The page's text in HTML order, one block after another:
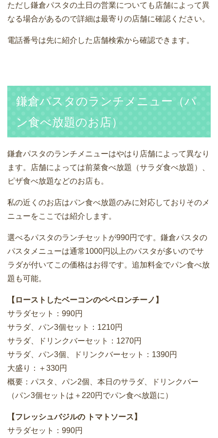
ただし鎌倉パスタの土日の営業についても店舗によって異
なる場合があるので詳細は最寄りの店舗に確認ください。
電話番号は先に紹介した店舗検索から確認できます。
鎌倉パスタのランチメニュー（パ
ン食べ放題のお店）
鎌倉パスタのランチメニューはやはり店舗によって異なり
ます。店舗によっては前菜食べ放題（サラダ食べ放題）、
ピザ食べ放題などのお店も。
私の近くのお店はパン食べ放題のみに対応しておりそのメ
ニューをここでは紹介します。
選べるパスタのランチセットが990円です。鎌倉パスタの
パスタメニューは通常1000円以上のパスタが多いのでサ
ラダが付いてこの価格はお得です。追加料金でパン食べ放
題も可能。
【ローストしたベーコンのペペロンチーノ】
サラダセット：990円
サラダ、パン3個セット：1210円
サラダ、ドリンクバーセット：1270円
サラダ、パン3個、ドリンクバーセット：1390円
大盛り：＋330円
概要：パスタ、パン2個、本日のサラダ、ドリンクバー
（パン3個セットは＋220円でパン食べ放題に）
【フレッシュバジルの トマトソース】
サラダセット：990円